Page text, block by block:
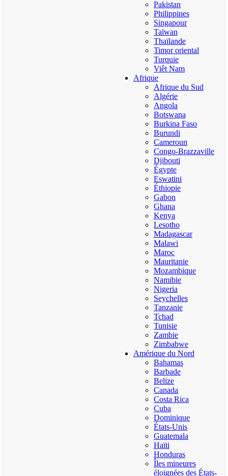
Pakistan
Philippines
Singapour
Taïwan
Thaïlande
Timor oriental
Turquie
Viêt Nam
Afrique
Afrique du Sud
Algérie
Angola
Botswana
Burkina Faso
Burundi
Cameroun
Congo-Brazzaville
Djibouti
Égypte
Eswatini
Éthiopie
Gabon
Ghana
Kenya
Lesotho
Madagascar
Malawi
Maroc
Mauritanie
Mozambique
Namibie
Nigeria
Seychelles
Tanzanie
Tchad
Tunisie
Zambie
Zimbabwe
Amérique du Nord
Bahamas
Barbade
Belize
Canada
Costa Rica
Cuba
Dominique
États-Unis
Guatemala
Haïti
Honduras
Îles mineures
éloignées des États-